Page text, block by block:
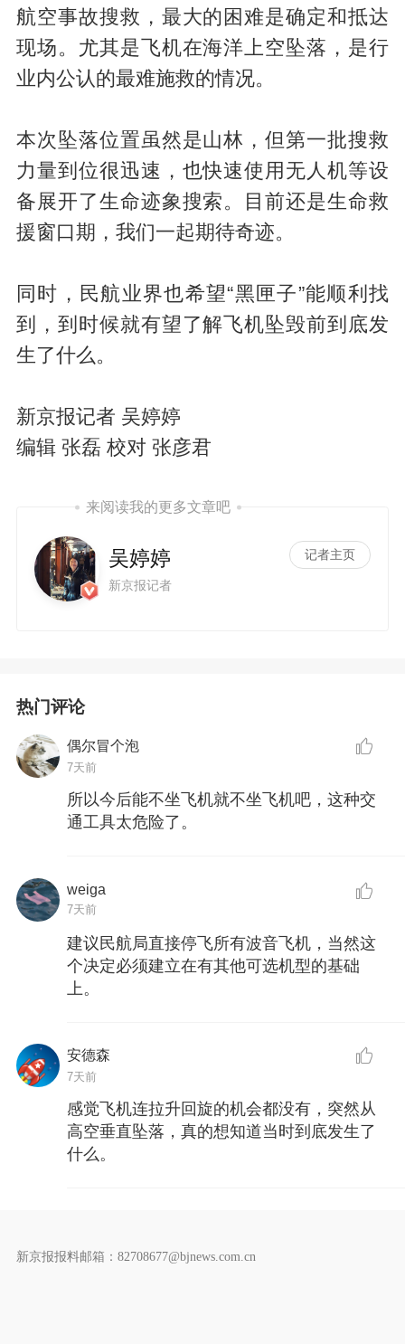
航空事故搜救，最大的困难是确定和抵达
现场。尤其是飞机在海洋上空坠落，是行
业内公认的最难施救的情况。
本次坠落位置虽然是山林，但第一批搜救
力量到位很迅速，也快速使用无人机等设
备展开了生命迹象搜索。目前还是生命救
援窗口期，我们一起期待奇迹。
同时，民航业界也希望“黑匣子”能顺利找
到，到时候就有望了解飞机坠毁前到底发
生了什么。
新京报记者 吴婷婷
编辑 张磊 校对 张彦君
来阅读我的更多文章吧
吴婷婷
新京报记者
记者主页
热门评论
偶尔冒个泡
7天前
所以今后能不坐飞机就不坐飞机吧，这种交
通工具太危险了。
weiga
7天前
建议民航局直接停飞所有波音飞机，当然这
个决定必须建立在有其他可选机型的基础
上。
安德森
7天前
感觉飞机连拉升回旋的机会都没有，突然从
高空垂直坠落，真的想知道当时到底发生了
什么。
新京报报料邮箱：82708677@bjnews.com.cn